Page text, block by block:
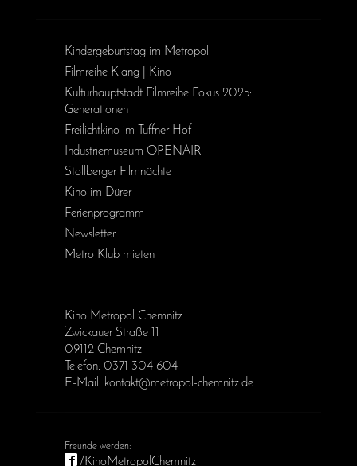
Kinder­geburts­tag im Metropol
Filmreihe Klang | Kino
Kulturhauptstadt Filmreihe Fokus 2025:
Generationen
Freilichtkino im Tuffner Hof
Industriemuseum OPENAIR
Stollberger Filmnächte
Kino im Dürer
Ferienprogramm
Newsletter
Metro Klub mieten
Kino Metropol Chemnitz
Zwickauer Straße 11
09112 Chemnitz
Telefon: 0371 304 604
E-Mail: kontakt@metropol-chemnitz.de
/KinoMetropolChemnitz